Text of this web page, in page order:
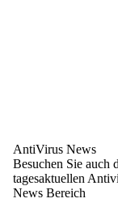
AntiVirus News
Besuchen Sie auch
tagesaktuellen
News Bereich